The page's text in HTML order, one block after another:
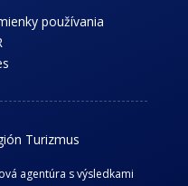
používania
Turizmus
agentúra s výsledkami